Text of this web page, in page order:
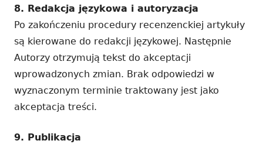
8. Redakcja językowa i autoryzacja
Po zakończeniu procedury recenzenckiej artykuły
są kierowane do redakcji językowej. Następnie
Autorzy otrzymują tekst do akceptacji
wprowadzonych zmian. Brak odpowiedzi w
wyznaczonym terminie traktowany jest jako
akceptacja treści.
9. Publikacja